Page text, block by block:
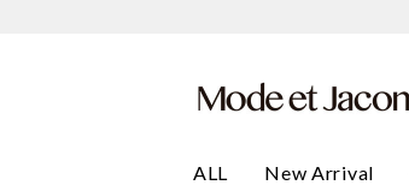
ALL New Arrival